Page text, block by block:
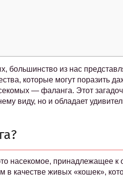
большинство из нас
которые могут поразить
— фаланга. Этот
виду, но и обладает
насекомое, принадлежащее
в качестве живых «кошек»,